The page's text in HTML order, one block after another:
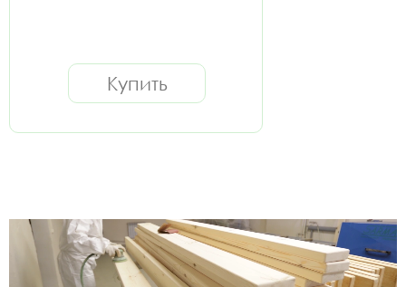
Купить